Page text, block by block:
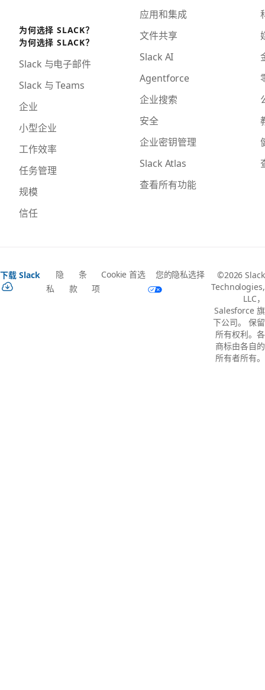
为何选择 SLACK？
为何选择 SLACK？
Slack 与电子邮件
Slack 与 Teams
企业
小型企业
工作效率
任务管理
规模
信任
应用和集成
文件共享
Slack AI
Agentforce
企业搜索
安全
企业密钥管理
Slack Atlas
查看所有功能
下载 Slack
隐
私
条
款
Cookie 首选
项
您的隐私选择
©2026 Slack
Technologies,
LLC，
Salesforce 旗
下公司。 保留
所有权利。各
商标由各自的
所有者所有。